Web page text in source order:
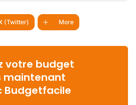
(Twitter) More
votre budget
maintenant
Budgetfacile